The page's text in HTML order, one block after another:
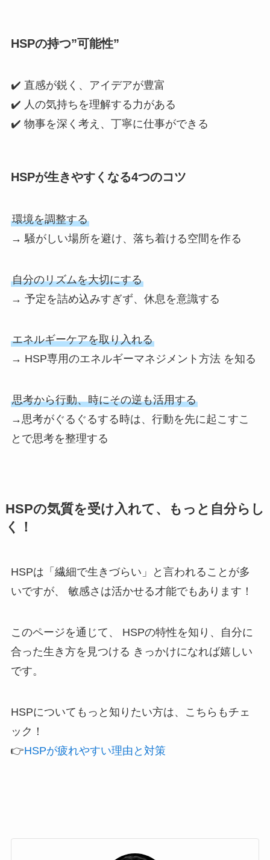
HSPの持つ”可能性”
✔️ 直感が鋭く、アイデアが豊富
✔️ 人の気持ちを理解する力がある
✔️ 物事を深く考え、丁寧に仕事ができる
HSPが生きやすくなる4つのコツ
環境を調整する
→ 騒がしい場所を避け、落ち着ける空間を作る
自分のリズムを大切にする
→ 予定を詰め込みすぎず、休息を意識する
エネルギーケアを取り入れる
→ HSP専用のエネルギーマネジメント方法 を知る
思考から行動、時にその逆も活用する
→思考がぐるぐるする時は、行動を先に起こすこ
とで思考を整理する
HSPの気質を受け入れて、もっと自分らし
く！
HSPは「繊細で生きづらい」と言われることが多
いですが、 敏感さは活かせる才能でもあります！
このページを通じて、 HSPの特性を知り、自分に
合った生き方を見つける きっかけになれば嬉しい
です。
HSPについてもっと知りたい方は、こちらもチェ
ック！
👉HSPが疲れやすい理由と対策